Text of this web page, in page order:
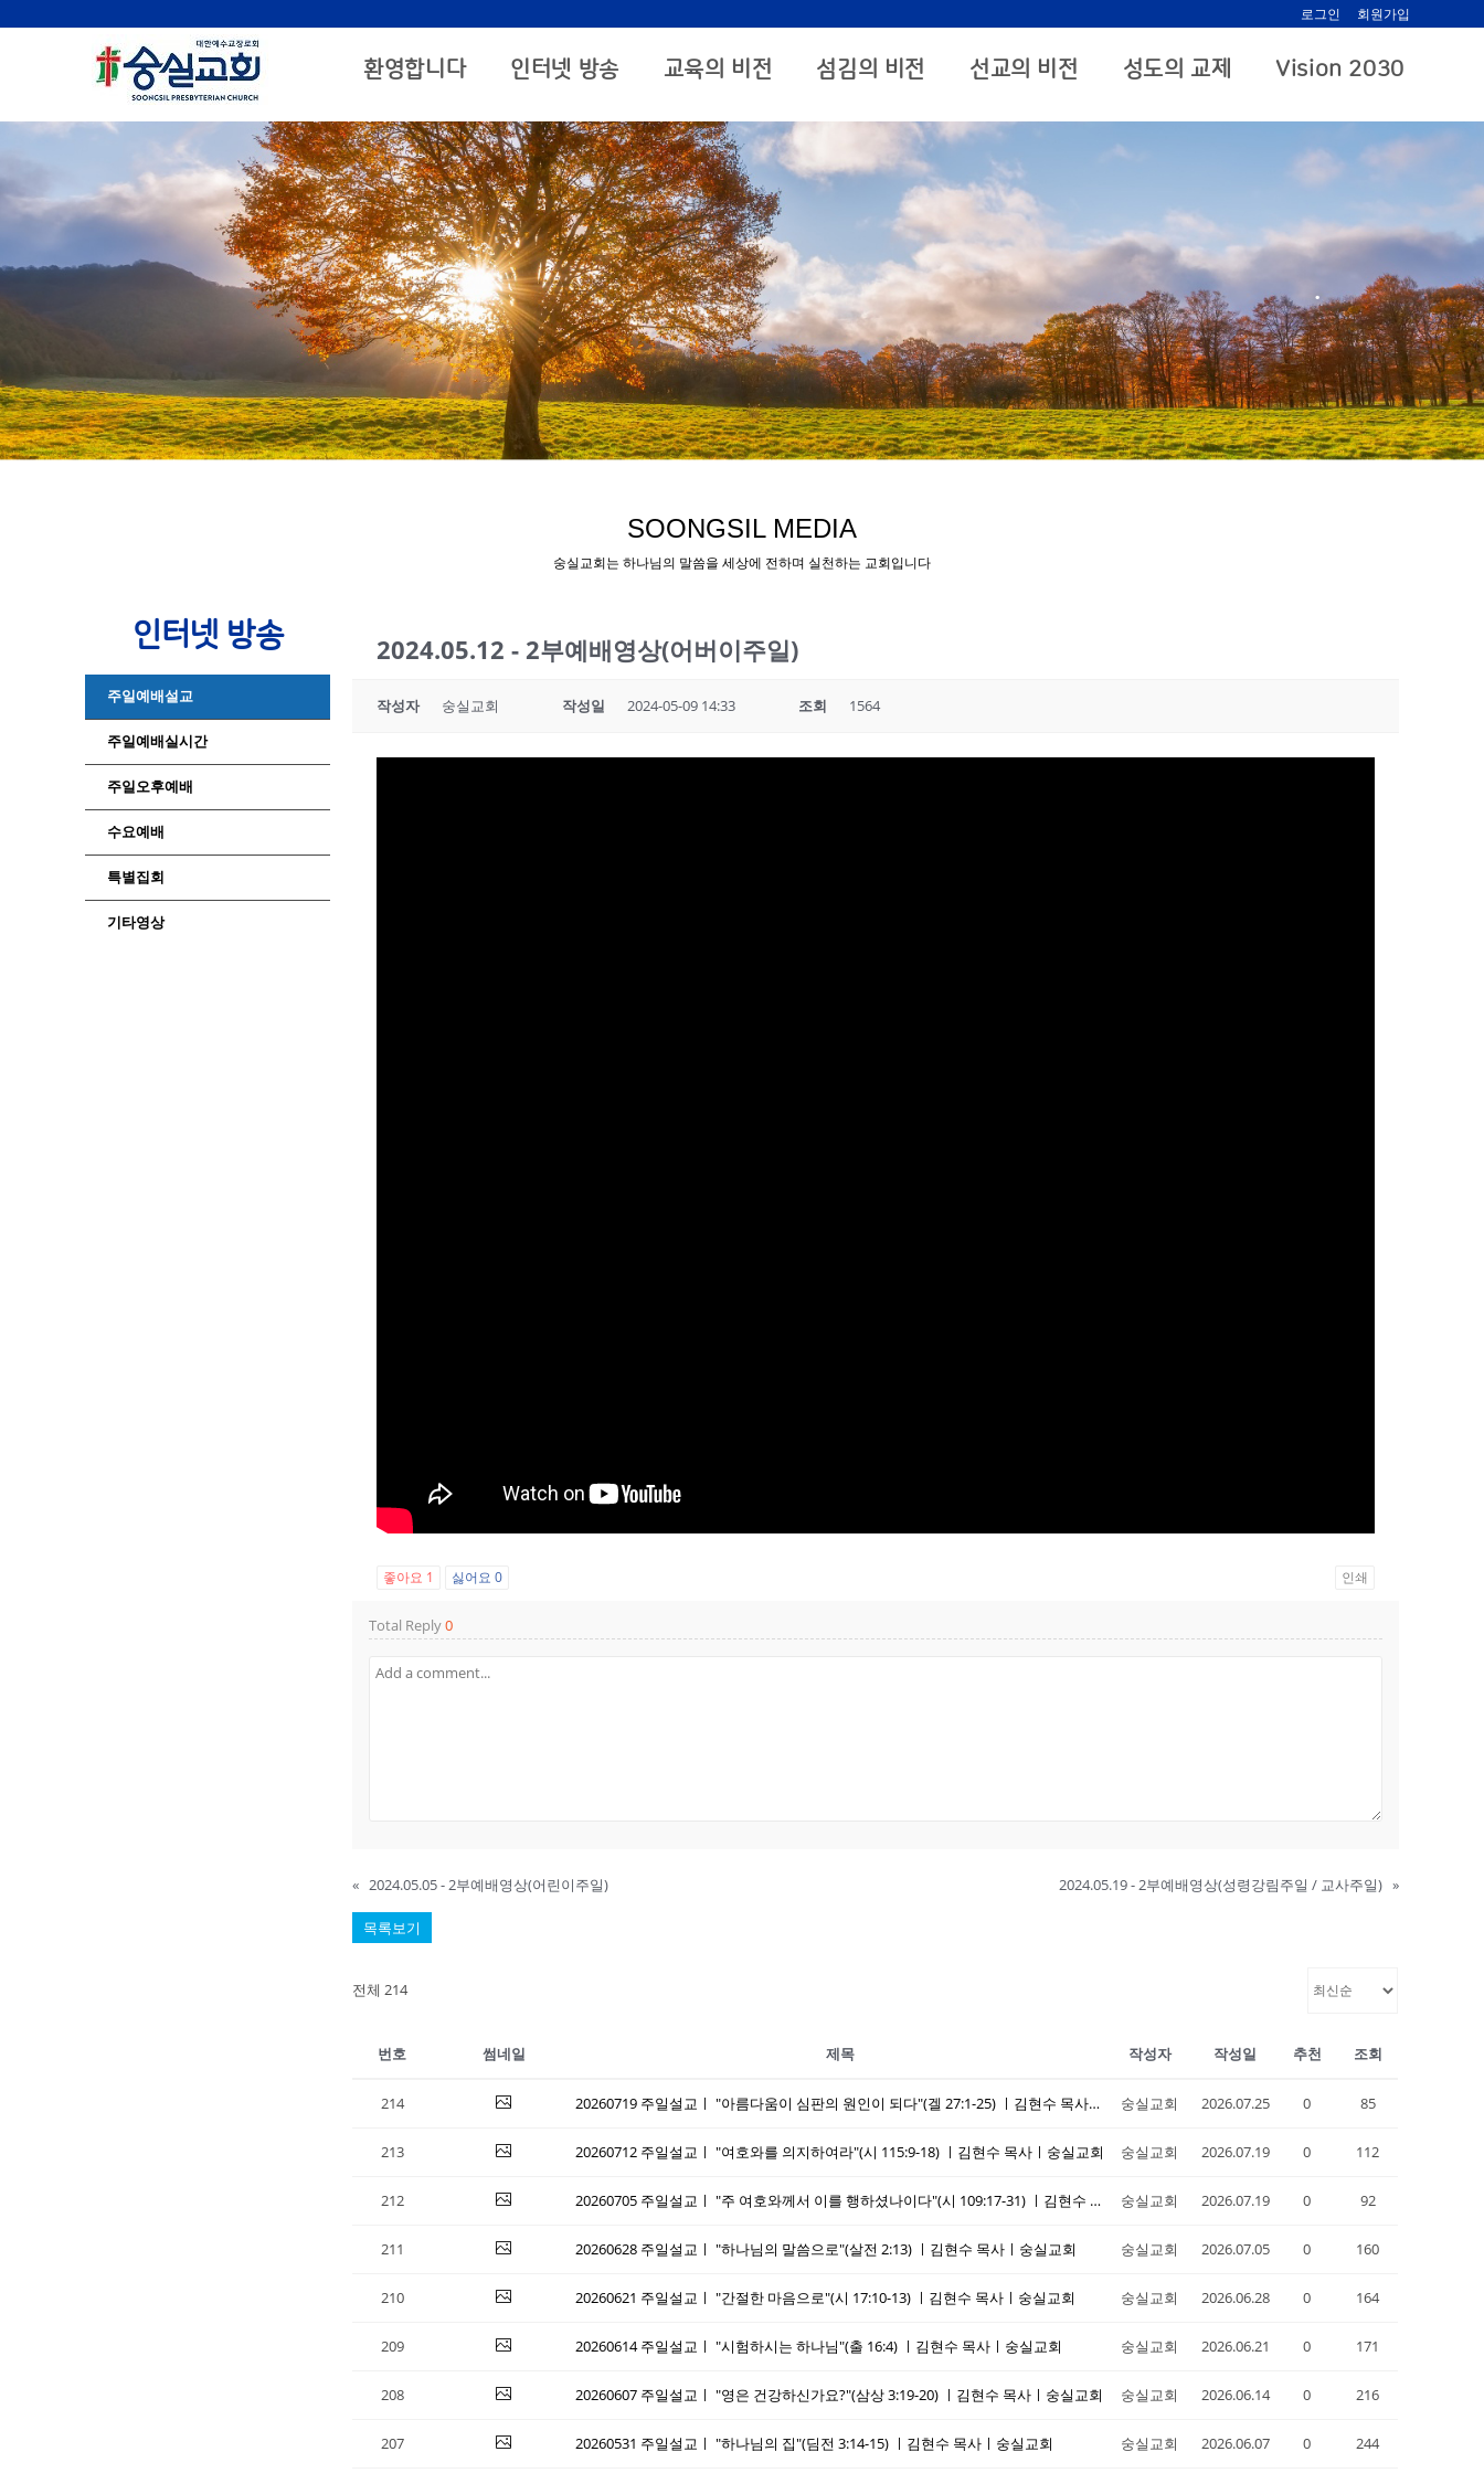
로그인 회원가입
환영합니다 인터넷 방송 교육의 비전 섬김의 비전 선교의 비전 성도의 교제 Vision 2030
.
SOONGSIL MEDIA
숭실교회는 하나님의 말씀을 세상에 전하며 실천하는 교회입니다
인터넷 방송
주일예배설교
주일예배실시간
주일오후예배
수요예배
특별집회
기타영상
2024.05.12 - 2부예배영상(어버이주일)
작성자 숭실교회 작성일 2024-05-09 14:33 조회 1564
좋아요 1 싫어요0 인쇄
Total Reply0
« 2024.05.05 - 2부예배영상(어린이주일) 2024.05.19 - 2부예배영상(성령강림주일 / 교사주일) »
목록보기
전체 214
번호 썸네일 제목 작성자 작성일 추천 조회
214 20260719 주일설교ㅣ "아름다움이 심판의 원인이 되다"(겔 27:1-25) ㅣ김현수 목사ㅣ숭실교회 숭실교회 2026.07.25 0 85
213 20260712 주일설교ㅣ "여호와를 의지하여라"(시 115:9-18) ㅣ김현수 목사ㅣ숭실교회 숭실교회 2026.07.19 0 112
212 20260705 주일설교ㅣ "주 여호와께서 이를 행하셨나이다"(시 109:17-31) ㅣ김현수 목사ㅣ숭실교회 숭실교회 2026.07.19 0 92
211 20260628 주일설교ㅣ "하나님의 말씀으로"(살전 2:13) ㅣ김현수 목사ㅣ숭실교회 숭실교회 2026.07.05 0 160
210 20260621 주일설교ㅣ "간절한 마음으로"(시 17:10-13) ㅣ김현수 목사ㅣ숭실교회 숭실교회 2026.06.28 0 164
209 20260614 주일설교ㅣ "시험하시는 하나님"(출 16:4) ㅣ김현수 목사ㅣ숭실교회 숭실교회 2026.06.21 0 171
208 20260607 주일설교ㅣ "영은 건강하신가요?"(삼상 3:19-20) ㅣ김현수 목사ㅣ숭실교회 숭실교회 2026.06.14 0 216
207 20260531 주일설교ㅣ "하나님의 집"(딤전 3:14-15) ㅣ김현수 목사ㅣ숭실교회 숭실교회 2026.06.07 0 244